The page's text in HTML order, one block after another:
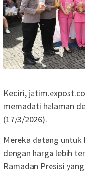
Kediri,
memadati halaman
(17/3/2026).
Mereka datang untuk
dengan harga lebih
Ramadan Presisi